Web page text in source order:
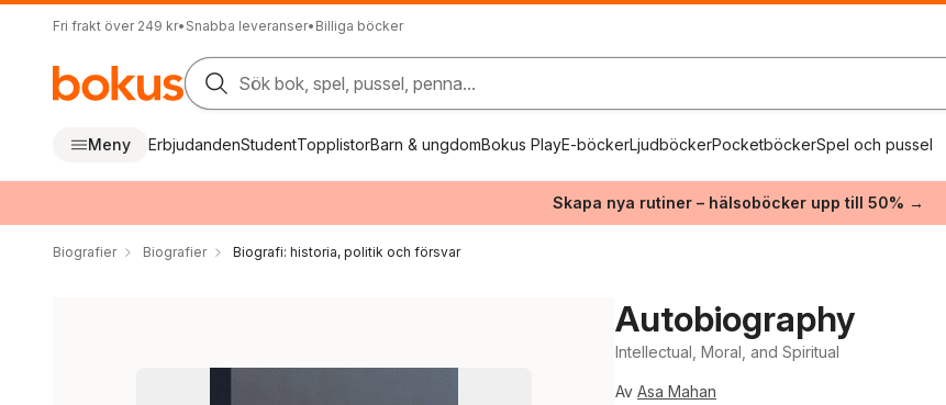
Fri frakt över 249 kr• Snabba leveranser• Billiga böcker
Sök bok, spel, pussel, penna...
Meny ErbjudandenStudentTopplistorBarn & ungdomBokus PlayE-böckerLjudböckerPocketböckerSpel och pussel
Skapa nya rutiner – hälsoböcker upp till 50% →
Biografier Biografier Biografi: historia, politik och försvar
Autobiography
Intellectual, Moral, and Spiritual
Av Asa Mahan